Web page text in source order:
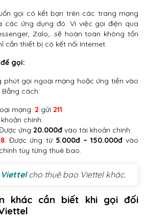
gọi có kết bạn trên các trang mạng
các ứng dụng đó. Vì việc gọi điện qua
Zalo,…sẽ hoàn toàn không tốn
cần thiết bị có kết nối Internet.
gọi:
phút gọi ngoại mạng hoặc ứng tiền vào
cách:
mạng: 2 gửi 211
chính:
ứng 20.000đ vào tài khoản chính.
: Được ứng từ5.000đ – 150.000đvào
tùy từng thuê bao.
Viettelcho thuê bao Viettel khác.
khác cần biết khi gọi đối